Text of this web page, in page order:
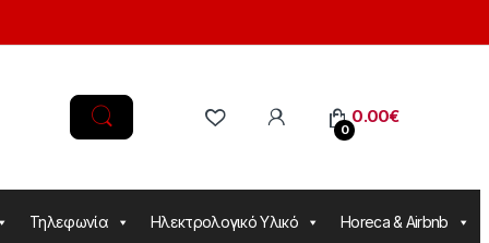
0
0.00€
Τηλεφωνία Ηλεκτρολογικό Υλικό Horeca & Airbnb